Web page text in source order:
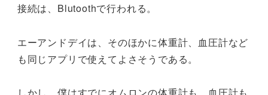
接続は、Blutoothで行われる。
エーアンドデイは、そのほかに体重計、血圧計など
も同じアプリで使えてよさそうである。